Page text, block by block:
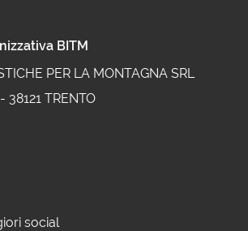
BITM
PER LA MONTAGNA SRL
38121 TRENTO
social